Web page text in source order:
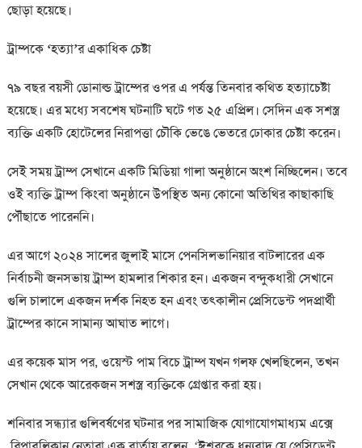
ছোড়া হয়েছে।
ট্রাম্পকে ‘হত্যা’র একাধিক চেষ্টা
৭৯ বছর বয়সী ডোনাল্ড ট্রাম্পের ওপর এ পর্যন্ত তিনবার কথিত হত্যাচেষ্টা
হয়েছে। এর মধ্যে সবশেষ ঘটনাটি ঘটে গত ২৫ এপ্রিল। সেদিন এক সশস্ত্র
ব্যক্তি একটি হোটেলের নিরাপত্তা চৌকি ভেঙে ভেতরে ঢোকার চেষ্টা করেন।
সেই সময় ট্রাম্প সেখানে একটি মিডিয়া গালা অনুষ্ঠানে অংশ নিচ্ছিলেন। তবে
ওই ব্যক্তি ট্রাম্প কিংবা অনুষ্ঠানে উপস্থিত অন্য কোনো অতিথির কাছাকাছি
পৌঁছাতে পারেননি।
এর আগে ২০২৪ সালের জুলাই মাসে পেনসিলভানিয়ার বাটলারের এক
নির্বাচনী জনসভায় ট্রাম্প হামলার শিকার হন। একজন বন্দুকধারী সেখানে
গুলি চালালে একজন দর্শক নিহত হন এবং তৎকালীন প্রেসিডেন্ট পদপ্রার্থী
ট্রাম্পের কানে সামান্য আঘাত লাগে।
এর কয়েক মাস পর, ওয়েস্ট পাম বিচে ট্রাম্প যখন গলফ খেলছিলেন, তখন
সেখান থেকে আরেকজন সশস্ত্র ব্যক্তিকে গ্রেপ্তার করা হয়।
শনিবার সন্ধ্যার গুলিবর্ষণের ঘটনার পর সামাজিক যোগাযোগমাধ্যম এক্সে